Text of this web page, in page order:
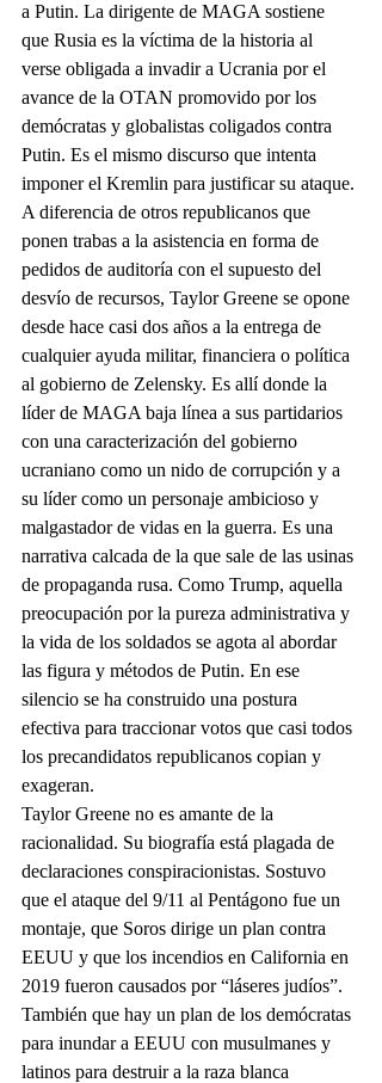
a Putin. La dirigente de MAGA sostiene
que Rusia es la víctima de la historia al
verse obligada a invadir a Ucrania por el
avance de la OTAN promovido por los
demócratas y globalistas coligados contra
Putin. Es el mismo discurso que intenta
imponer el Kremlin para justificar su ataque.
A diferencia de otros republicanos que
ponen trabas a la asistencia en forma de
pedidos de auditoría con el supuesto del
desvío de recursos, Taylor Greene se opone
desde hace casi dos años a la entrega de
cualquier ayuda militar, financiera o política
al gobierno de Zelensky. Es allí donde la
líder de MAGA baja línea a sus partidarios
con una caracterización del gobierno
ucraniano como un nido de corrupción y a
su líder como un personaje ambicioso y
malgastador de vidas en la guerra. Es una
narrativa calcada de la que sale de las usinas
de propaganda rusa. Como Trump, aquella
preocupación por la pureza administrativa y
la vida de los soldados se agota al abordar
las figura y métodos de Putin. En ese
silencio se ha construido una postura
efectiva para traccionar votos que casi todos
los precandidatos republicanos copian y
exageran.
Taylor Greene no es amante de la
racionalidad. Su biografía está plagada de
declaraciones conspiracionistas. Sostuvo
que el ataque del 9/11 al Pentágono fue un
montaje, que Soros dirige un plan contra
EEUU y que los incendios en California en
2019 fueron causados por “láseres judíos”.
También que hay un plan de los demócratas
para inundar a EEUU con musulmanes y
latinos para destruir a la raza blanca